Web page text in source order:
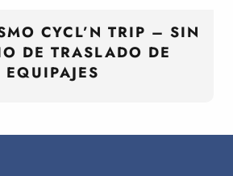
CYCL’N TRIP – SIN
DE TRASLADO DE
EQUIPAJES